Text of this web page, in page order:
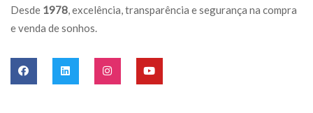
Desde 1978, excelência, transparência e segurança na compra
e venda de sonhos.